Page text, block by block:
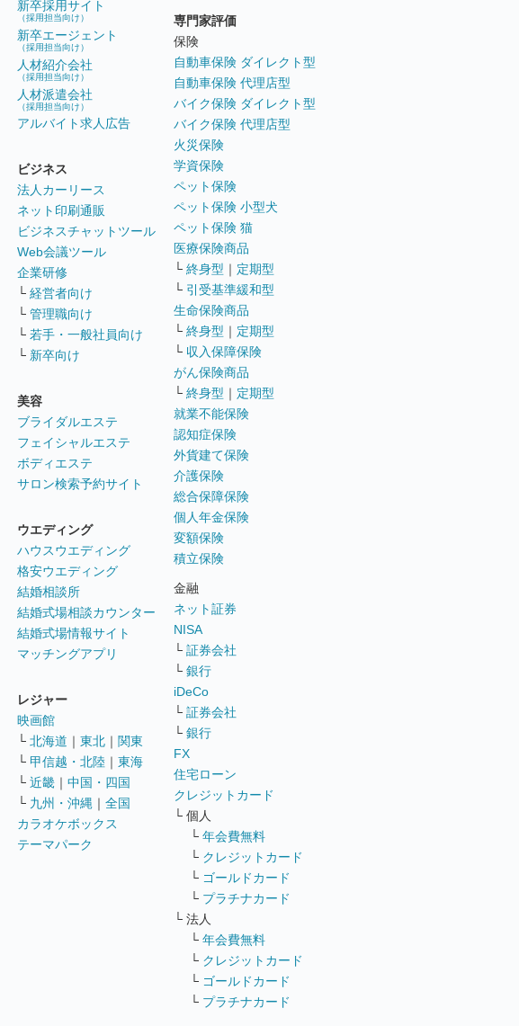
新卒採用サイト
（採用担当向け）
新卒エージェント
（採用担当向け）
人材紹介会社
（採用担当向け）
人材派遣会社
（採用担当向け）
アルバイト求人広告
ビジネス
法人カーリース
ネット印刷通販
ビジネスチャットツール
Web会議ツール
企業研修
└ 経営者向け
└ 管理職向け
└ 若手・一般社員向け
└ 新卒向け
美容
ブライダルエステ
フェイシャルエステ
ボディエステ
サロン検索予約サイト
ウエディング
ハウスウエディング
格安ウエディング
結婚相談所
結婚式場相談カウンター
結婚式場情報サイト
マッチングアプリ
レジャー
映画館
└ 北海道 ｜ 東北 ｜ 関東
└ 甲信越・北陸 ｜ 東海
└ 近畿 ｜ 中国・四国
└ 九州・沖縄 ｜ 全国
カラオケボックス
テーマパーク
専門家評価
保険
自動車保険 ダイレクト型
自動車保険 代理店型
バイク保険 ダイレクト型
バイク保険 代理店型
火災保険
学資保険
ペット保険
ペット保険 小型犬
ペット保険 猫
医療保険商品
└ 終身型 ｜ 定期型
└ 引受基準緩和型
生命保険商品
└ 終身型 ｜ 定期型
└ 収入保障保険
がん保険商品
└ 終身型 ｜ 定期型
就業不能保険
認知症保険
外貨建て保険
介護保険
総合保障保険
個人年金保険
変額保険
積立保険
金融
ネット証券
NISA
└ 証券会社
└ 銀行
iDeCo
└ 証券会社
└ 銀行
FX
住宅ローン
クレジットカード
└ 個人
└ 年会費無料
└ クレジットカード
└ ゴールドカード
└ プラチナカード
└ 法人
└ 年会費無料
└ クレジットカード
└ ゴールドカード
└ プラチナカード